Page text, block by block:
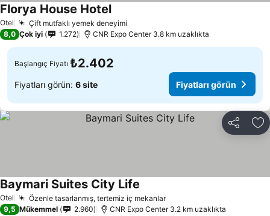
Otel Çift mutfaklı yemek deneyimi
Florya House Hotel
8,0 Çok iyi 1.272 CNR Expo Center 3.8 km uzaklıkta
Başlangıç Fiyatı ₺2.402
Fiyatları görün: 6 site Fiyatları görün
Paylaş
Otel Özenle tasarlanmış, tertemiz iç mekanlar
Baymari Suites City Life
9,5 Mükemmel 2.960 CNR Expo Center 3.2 km uzaklıkta